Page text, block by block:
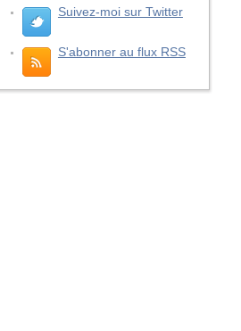
Suivez-moi sur Twitter
S'abonner au flux RSS